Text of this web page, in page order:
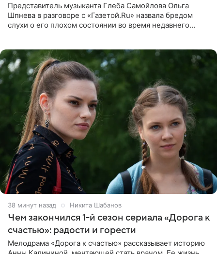
Представитель музыканта Глеба Самойлова Ольга
Шпнева в разговоре с «Газетой.Ru» назвала бредом
слухи о его плохом состоянии во время недавнего
38 минут назад Никита Шабанов
Чем закончился 1-й сезон сериала «Дорога к
счастью»: радости и горести
Мелодрама «Дорога к счастью» рассказывает историю